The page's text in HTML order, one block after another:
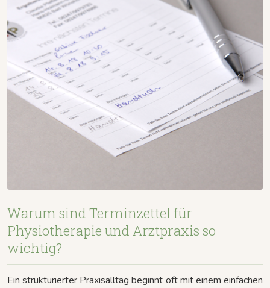
Warum sind Terminzettel für
Physiotherapie und Arztpraxis so
wichtig?
Ein strukturierter Praxisalltag beginnt oft mit einem einfachen